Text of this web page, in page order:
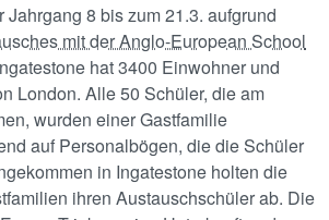
Jahrgang 8 bis zum 21.3. aufgrund
mit der Anglo-European School
hat 3400 Einwohner und
London. Alle 50 Schüler, die am
wurden einer Gastfamilie
auf Personalbögen, die die Schüler
in Ingatestone holten die
ihren Austauschschüler ab. Die